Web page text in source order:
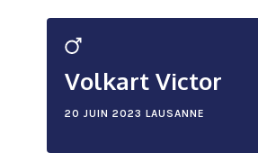
Volkart Victor
20 JUIN 2023 LAUSANNE